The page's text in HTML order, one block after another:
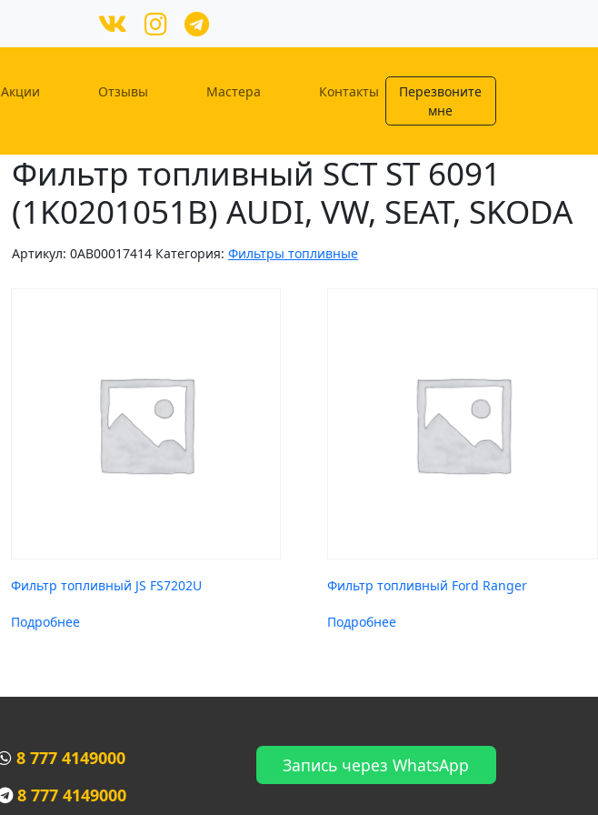
Акции Отзывы Мастера Контакты
Перезвоните
мне
Фильтр топливный SCT ST 6091
(1K0201051B) AUDI, VW, SEAT, SKODA
Артикул: 0AB00017414 Категория: Фильтры топливные
Фильтр топливный JS FS7202U
Подробнее
Фильтр топливный Ford Ranger
Подробнее
8 777 4149000
8 777 4149000
Запись через WhatsApp